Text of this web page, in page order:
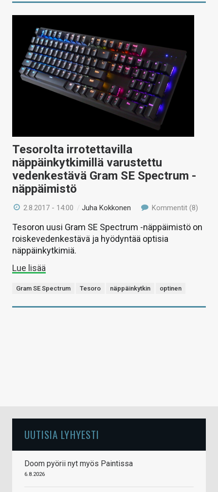
Tesorolta irrotettavilla
näppäinkytkimillä varustettu
vedenkestävä Gram SE Spectrum -
näppäimistö
2.8.2017 - 14:00 /Juha Kokkonen Kommentit (8)
Tesoron uusi Gram SE Spectrum -näppäimistö on
roiskevedenkestävä ja hyödyntää optisia
näppäinkytkimiä.
Lue lisää
Gram SE Spectrum Tesoro näppäinkytkin optinen
UUTISIA LYHYESTI
Doom pyörii nyt myös Paintissa
6.8.2026